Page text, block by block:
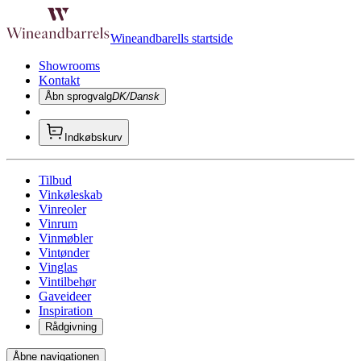
Wineandbarells startside
Showrooms
Kontakt
Åbn sprogvalgDK/Dansk
Indkøbskurv
Tilbud
Vinkøleskab
Vinreoler
Vinrum
Vinmøbler
Vintønder
Vinglas
Vintilbehør
Gaveideer
Inspiration
Rådgivning
Åbne navigationen